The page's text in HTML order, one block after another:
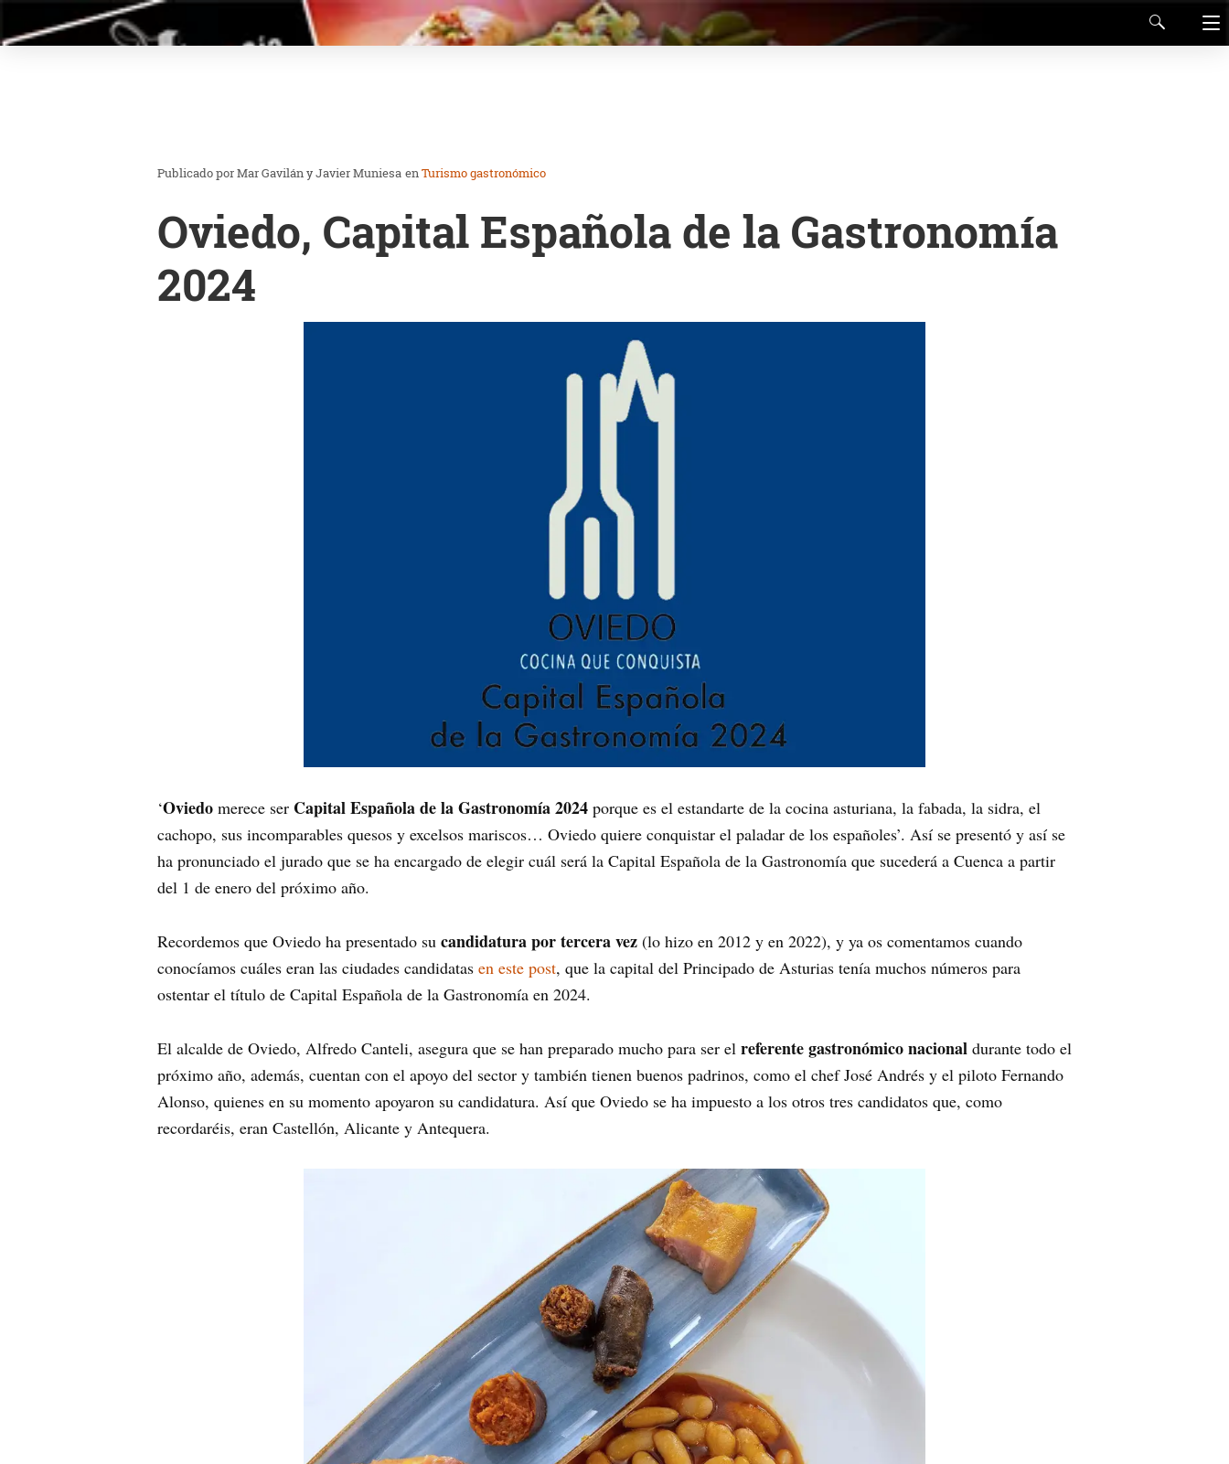
Mar Gavilán y Javier Muniesa enTurismo gastronómico
Oviedo, Capital Española de la Gastronomía
2024
‘Oviedo merece ser Capital Española de la Gastronomía 2024 porque es el estandarte de la cocina asturiana, la fabada, la sidra, el
cachopo, sus incomparables quesos y excelsos mariscos… Oviedo quiere conquistar el paladar de los españoles’. Así se presentó y así se
ha pronunciado el jurado que se ha encargado de elegir cuál será la Capital Española de la Gastronomía que sucederá a Cuenca a partir
del 1 de enero del próximo año.
Recordemos que Oviedo ha presentado su candidatura por tercera vez (lo hizo en 2012 y en 2022), y ya os comentamos cuando
conocíamos cuáles eran las ciudades candidatas en este post, que la capital del Principado de Asturias tenía muchos números para
ostentar el título de Capital Española de la Gastronomía en 2024.
El alcalde de Oviedo, Alfredo Canteli, asegura que se han preparado mucho para ser el referente gastronómico nacional durante todo el
próximo año, además, cuentan con el apoyo del sector y también tienen buenos padrinos, como el chef José Andrés y el piloto Fernando
Alonso, quienes en su momento apoyaron su candidatura. Así que Oviedo se ha impuesto a los otros tres candidatos que, como
recordaréis, eran Castellón, Alicante y Antequera.